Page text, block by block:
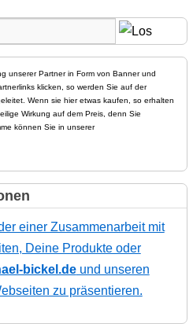
unserer Partner in Form von Banner und
klicken, so werden Sie auf der
Wenn sie hier etwas kaufen, so erhalten
Wirkung auf dem Preis, denn Sie
können Sie in unserer
einer Zusammenarbeit mit
Deine Produkte oder
bickel.deund unseren
zu präsentieren.